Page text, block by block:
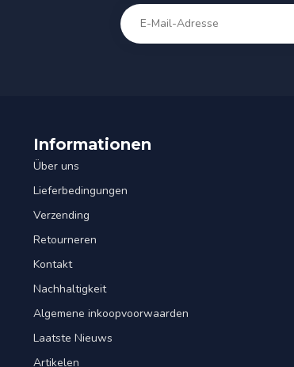
Informationen
Über uns
Lieferbedingungen
Verzending
Retourneren
Kontakt
Nachhaltigkeit
Algemene inkoopvoorwaarden
Laatste Nieuws
Artikelen